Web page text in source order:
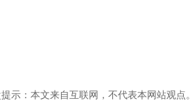
示：本文来自互联网，不代表本网站观点。